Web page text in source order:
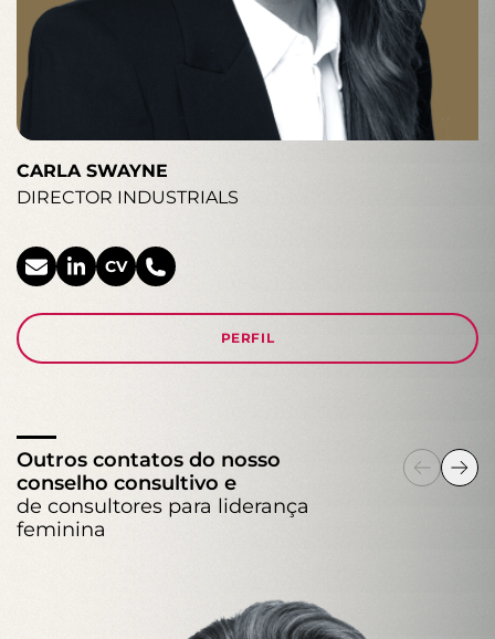
CARLA SWAYNE
DIRECTOR INDUSTRIALS
CV
PERFIL
Outros contatos do nosso
conselho consultivo e
de consultores para liderança
feminina